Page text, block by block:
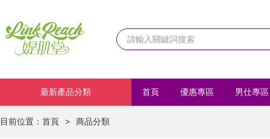
最新產品分類 首頁 優惠專區 男仕專區
目前位置： 首頁 > 商品分類